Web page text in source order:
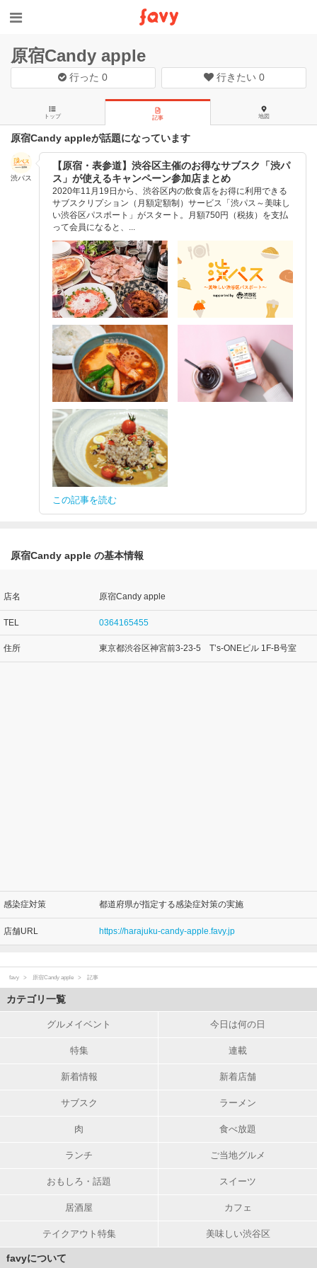
原宿Candy apple
行った0 行きたい 0
トップ 記事 地図
原宿Candy appleが話題になっています
渋パス
【原宿・表参道】渋谷区主催のお得なサブスク「渋パ
ス」が使えるキャンペーン参加店まとめ
2020年11月19日から、渋谷区内の飲食店をお得に利用できる
サブスクリプション（月額定額制）サービス「渋パス～美味し
い渋谷区パスポート」がスタート。月額750円（税抜）を支払
って会員になると、...
この記事を読む
原宿Candy apple の基本情報
店名 原宿Candy apple
TEL 0364165455
住所 東京都渋谷区神宮前3-23-5 T’s-ONEビル 1F-B号室
感染症対策 都道府県が指定する感染症対策の実施
店舗URL https://harajuku-candy-apple.favy.jp
favy 原宿Candy apple 記事
カテゴリ一覧
グルメイベント 今日は何の日
特集 連載
新着情報 新着店舗
サブスク ラーメン
肉 食べ放題
ランチ ご当地グルメ
おもしろ・話題 スイーツ
居酒屋 カフェ
テイクアウト特集 美味しい渋谷区
favyについて